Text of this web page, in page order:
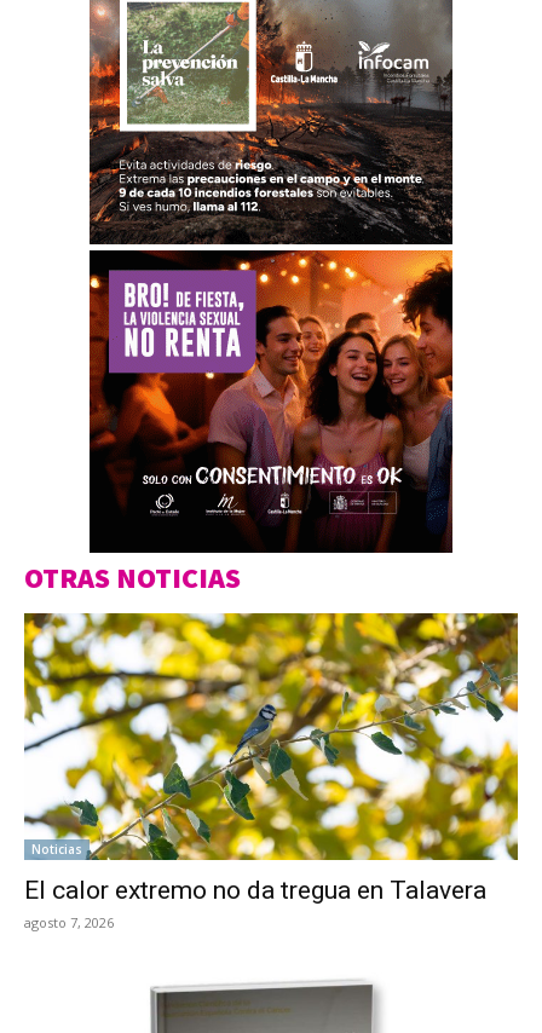
OTRAS NOTICIAS
Noticias
El calor extremo no da tregua en Talavera
agosto 7, 2026